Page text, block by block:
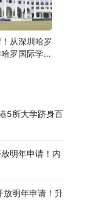
从深圳哈罗
罗国际学
5所大学跻身百
明年申请！内
明年申请！升